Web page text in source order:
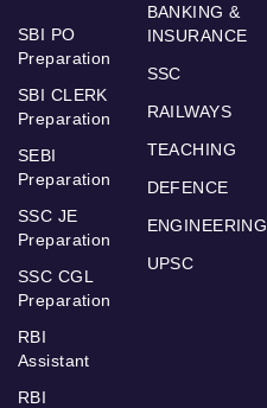
SBI PO
Preparation
SBI CLERK
Preparation
SEBI
Preparation
SSC JE
Preparation
SSC CGL
Preparation
RBI
Assistant
RBI
BANKING &
INSURANCE
SSC
RAILWAYS
TEACHING
DEFENCE
ENGINEERING
UPSC